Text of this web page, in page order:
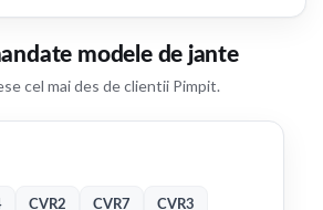
modele de jante
cel mai des de clientii Pimpit.
CVR2 CVR7 CVR3